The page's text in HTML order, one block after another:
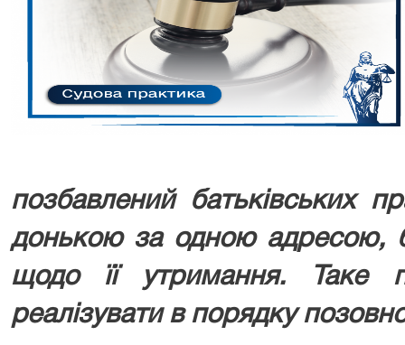
позбавлений батьківських
донькою за одною адресою,
щодо її утримання. Таке
реалізувати в порядку